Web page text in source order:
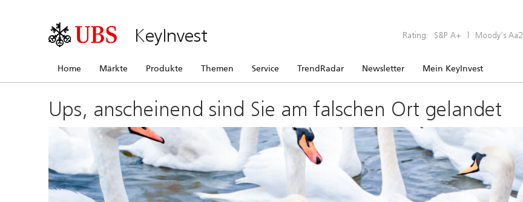
KeyInvest Rating: S&P A+ | Moody’s Aa2
Home Märkte Produkte Themen Service TrendRadar Newsletter Mein KeyInvest
Ups, anscheinend sind Sie am falschen Ort gelandet